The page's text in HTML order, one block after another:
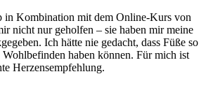
in Kombination mit dem Online-Kurs von
nicht nur geholfen – sie haben mir meine
Ich hätte nie gedacht, dass Füße so
haben können. Für mich ist
Herzensempfehlung.